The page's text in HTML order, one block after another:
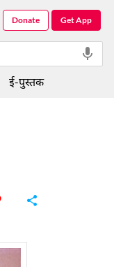
Get App
Donate
ई-पुस्तक